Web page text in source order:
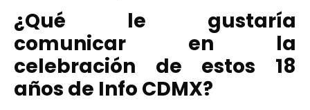
¿Qué le gustaría
comunicar en la
celebración de estos 18
años de Info CDMX?